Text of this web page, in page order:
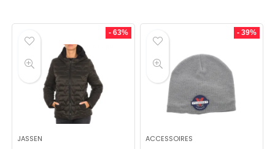
- 63%
JASSEN
- 39%
ACCESSOIRES